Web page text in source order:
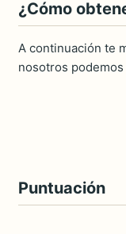
¿Cómo
A continuación te
nosotros
Puntuación